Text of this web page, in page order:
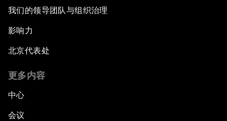
我们的领导团队与组织治理
影响力
北京代表处
更多内容
中心
会议